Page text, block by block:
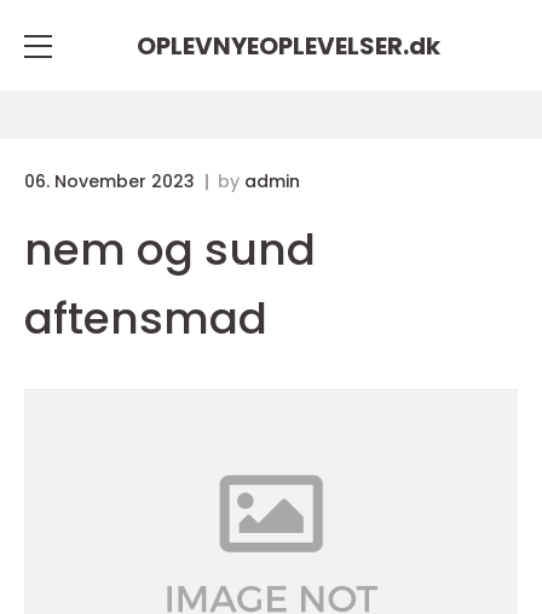
OPLEVNYEOPLEVELSER.dk
06. November 2023 by admin
nem og sund
aftensmad